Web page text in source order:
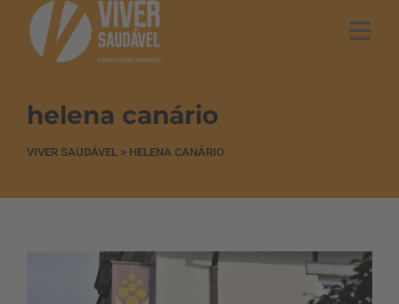
helena canário
VIVER SAUDÁVEL > HELENA CANÁRIO